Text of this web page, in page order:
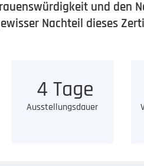
und den
Nachteil dieses
4 Tage
Ausstellungsdauer